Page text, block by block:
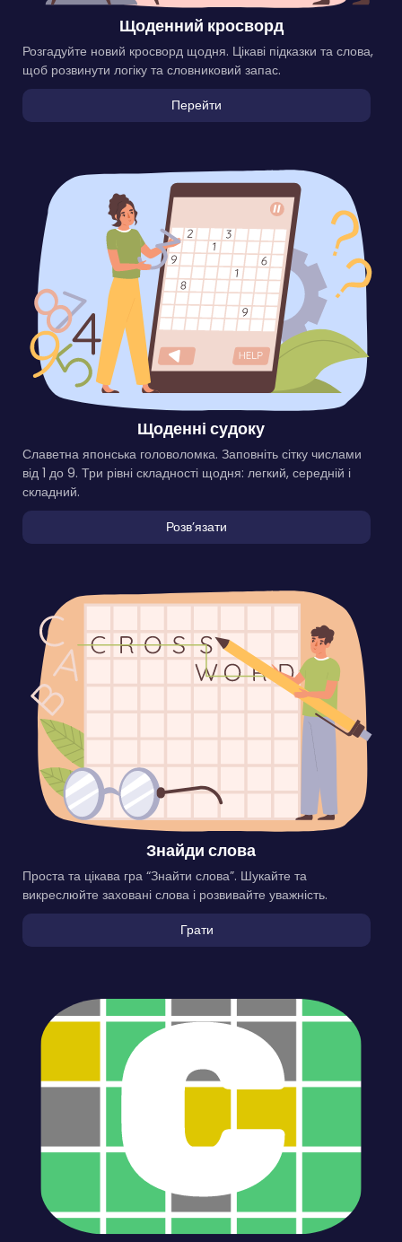
Щоденний кросворд
Розгадуйте новий кросворд щодня. Цікаві підказки та слова,
щоб розвинути логіку та словниковий запас.
Перейти
Щоденні судоку
Славетна японська головоломка. Заповніть сітку числами
від 1 до 9. Три рівні складності щодня: легкий, середній і
складний.
Розвʼязати
Знайди слова
Проста та цікава гра “Знайти слова”. Шукайте та
викреслюйте заховані слова і розвивайте уважність.
Грати